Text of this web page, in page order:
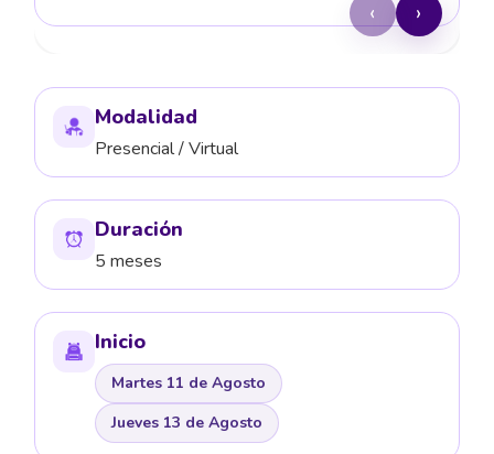
‹ ›
Modalidad
Presencial / Virtual
Duración
5 meses
Inicio
Martes 11 de Agosto
Jueves 13 de Agosto